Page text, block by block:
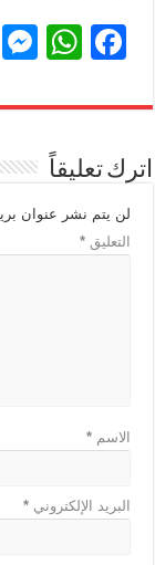
F
c
e
b
o
o
W
at
A
p
p
اترك تعليقاً
لن يتم نشر عنوان
التعليق*
الاسم*
البريد الإلكتروني*